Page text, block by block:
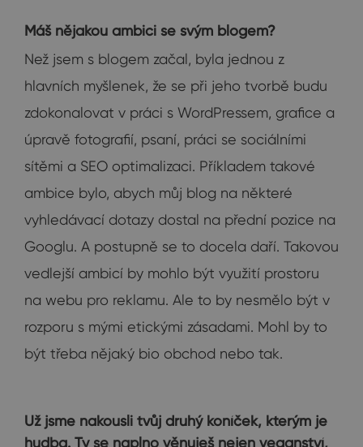
Máš nějakou ambici se svým blogem?
Než jsem s blogem začal, byla jednou z
hlavních myšlenek, že se při jeho tvorbě budu
zdokonalovat v práci s WordPressem, grafice a
úpravě fotografií, psaní, práci se sociálními
sítěmi a SEO optimalizaci. Příkladem takové
ambice bylo, abych můj blog na některé
vyhledávací dotazy dostal na přední pozice na
Googlu. A postupně se to docela daří. Takovou
vedlejší ambicí by mohlo být využití prostoru
na webu pro reklamu. Ale to by nesmělo být v
rozporu s mými etickými zásadami. Mohl by to
být třeba nějaký bio obchod nebo tak.
Už jsme nakousli tvůj druhý koníček, kterým je
hudba. Ty se naplno věnuješ nejen veganství,